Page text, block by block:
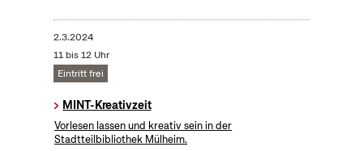
2.3.2024
11 bis 12 Uhr
Eintritt frei
MINT-Kreativzeit
Vorlesen lassen und kreativ sein in der
Stadtteilbibliothek Mülheim.